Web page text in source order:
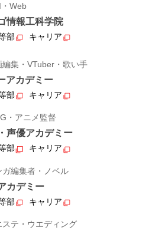
Web
情報工科学院
部 キャリア
集・VTuber・歌い手
アカデミー
部 キャリア
・アニメ監督
声優アカデミー
部 キャリア
編集者・ノベル
カデミー
部 キャリア
テ・ウエディング